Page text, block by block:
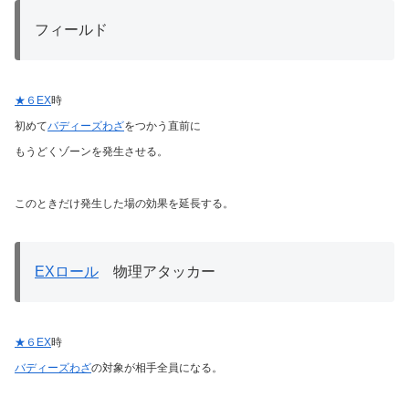
フィールド
★６EX時
初めてバディーズわざをつかう直前に
もうどくゾーンを発生させる。
このときだけ発生した場の効果を延長する。
EXロール 物理アタッカー
★６EX時
バディーズわざの対象が相手全員になる。